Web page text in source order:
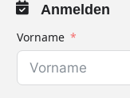
Anmelden
Vorname